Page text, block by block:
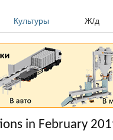
Культуры Ж/д
in February